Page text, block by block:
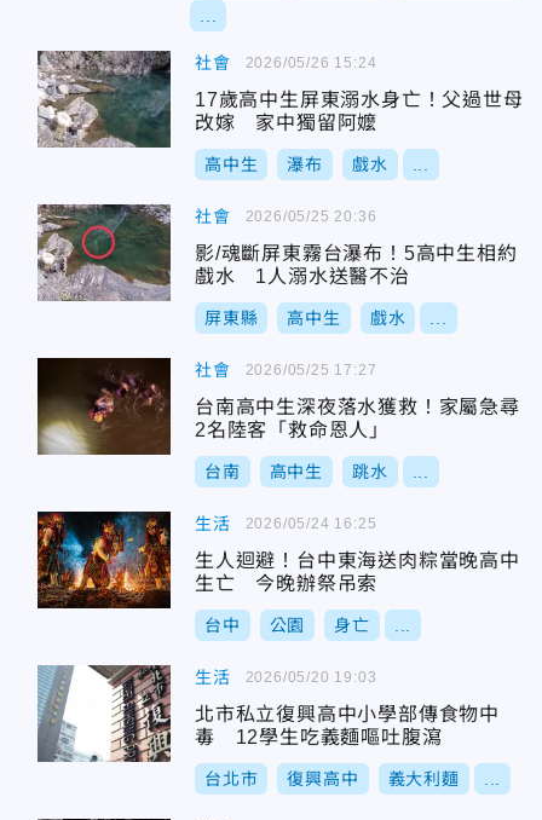
社會
17歲高中生屏東溺水身亡！父過世母
改嫁 家中獨留阿嬤
高中生 瀑布 戲水
2026/05/26 15:24
社會
影/魂斷屏東霧台瀑布！5高中生相約
戲水 1人溺水送醫不治
屏東縣 高中生 戲水
2026/05/25 20:36
社會
台南高中生深夜落水獲救！家屬急尋
2名陸客「救命恩人」
台南 高中生 跳水
2026/05/25 17:27
生活
生人迴避！台中東海送肉粽當晚高中
生亡 今晚辦祭吊索
台中 公園 身亡
2026/05/24 16:25
生活
北市私立復興高中小學部傳食物中
毒 12學生吃義麵嘔吐腹瀉
台北市 復興高中 義大利麵
2026/05/20 19:03